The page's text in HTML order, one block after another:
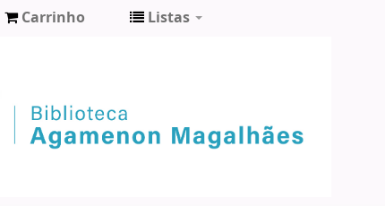
Carrinho Listas